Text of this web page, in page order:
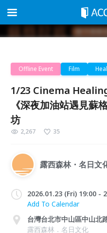
Offline Event Film
1/23 Cinema
《深夜加油站遇見蘇
坊
2,267 35
露西森林・名日文
2026.01.23 (Fri) 19:00 -
Add To Calendar
台灣台北市中山區中山北
露西森林．名日文化